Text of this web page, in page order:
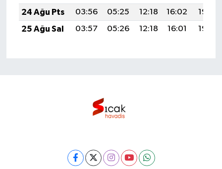
24 Ağu Pts
03:56 05:25 12:18 16:02
19:02
25 Ağu Sal
03:57 05:26 12:18 16:01 19:00